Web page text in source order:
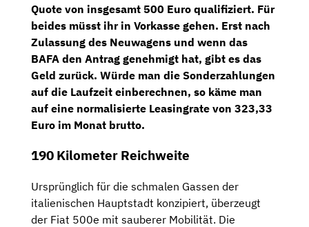
Quote von insgesamt 500 Euro qualifiziert. Für
beides müsst ihr in Vorkasse gehen. Erst nach
Zulassung des Neuwagens und wenn das
BAFA den Antrag genehmigt hat, gibt es das
Geld zurück. Würde man die Sonderzahlungen
auf die Laufzeit einberechnen, so käme man
auf eine normalisierte Leasingrate von 323,33
Euro im Monat brutto.
190 Kilometer Reichweite
Ursprünglich für die schmalen Gassen der
italienischen Hauptstadt konzipiert, überzeugt
der Fiat 500e mit sauberer Mobilität. Die